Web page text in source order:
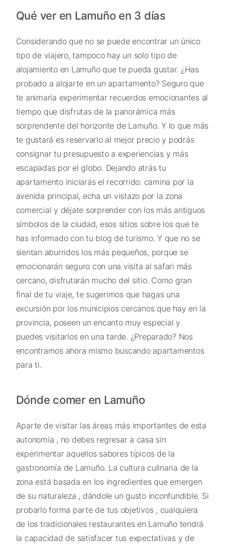
Qué ver en Lamuño en 3 días
Considerando que no se puede encontrar un único
tipo de viajero, tampoco hay un solo tipo de
alojamiento en Lamuño que te pueda gustar. ¿Has
probado a alojarte en un apartamento? Seguro que
te animaría experimentar recuerdos emocionantes al
tiempo que disfrutas de la panorámica más
sorprendente del horizonte de Lamuño. Y lo que más
te gustará es reservarlo al mejor precio y podrás
consignar tu presupuesto a experiencias y más
escapadas por el globo. Dejando atrás tu
apartamento iniciarás el recorrido: camina por la
avenida principal, echa un vistazo por la zona
comercial y déjate sorprender con los más antiguos
símbolos de la ciudad, esos sitios sobre los que te
has informado con tu blog de turismo. Y que no se
sientan aburridos los más pequeños, porque se
emocionarán seguro con una visita al safari más
cercano, disfrutarán mucho del sitio. Como gran
final de tu viaje, te sugerimos que hagas una
excursión por los municipios cercanos que hay en la
provincia, poseen un encanto muy especial y
puedes visitarlos en una tarde. ¿Preparado? Nos
encontramos ahora mismo buscando apartamentos
para ti.
Dónde comer en Lamuño
Aparte de visitar las áreas más importantes de esta
autonomía , no debes regresar a casa sin
experimentar aquellos sabores típicos de la
gastronomía de Lamuño. La cultura culinaria de la
zona está basada en los ingredientes que emergen
de su naturaleza , dándole un gusto inconfundible. Si
probarlo forma parte de tus objetivos , cualquiera
de los tradicionales restaurantes en Lamuño tendrá
la capacidad de satisfacer tus expectativas y de